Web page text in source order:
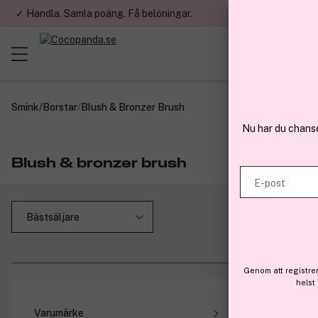
✓ Handla. Samla poäng. Få belöningar.
Smink/Borstar/Blush & Bronzer Brush
Blush & bronzer brush
Varumärke
Nu har du
E-post
Genom att
helst